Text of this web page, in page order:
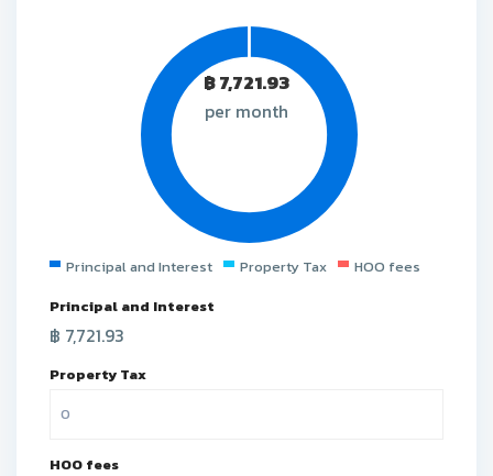
฿7,721.93
per month
Principal and Interest Property Tax
HOO fees
Principal and Interest
฿ 7,721.93
Property Tax
HOO fees